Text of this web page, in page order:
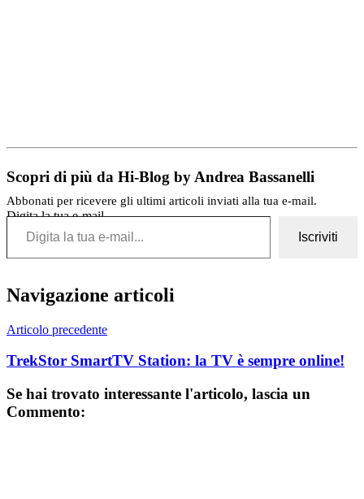
Scopri di più da Hi-Blog by Andrea Bassanelli
Abbonati per ricevere gli ultimi articoli inviati alla tua e-mail.
Digita la tua e-mail...
Iscriviti
Navigazione articoli
Articolo precedente
TrekStor SmartTV Station: la TV è sempre online!
Se hai trovato interessante l'articolo, lascia un
Commento: